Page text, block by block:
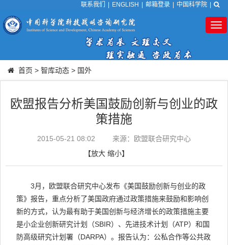
联系我们 ENGLISH 邮箱登录 中国科学院
首页 > 智库动态 > 国外
欧盟报告分析美国鼓励创新与创业的政
策措施
2015-05-21 08:02
来源：欧盟联合研究中心
【放大 缩小】
3月，欧盟联合研究中心发布《美国鼓励创新与创业的政
策》报告，重点分析了美国政府通过政策措施来鼓励和影响创
新的方式，认为最有助于美国创新与经济增长的政策措施主要
是小企业创新研究计划（SBIR）、先进技术计划（ATP）和国
防高级研究计划署（DARPA）。报告认为：公私合作等公共政